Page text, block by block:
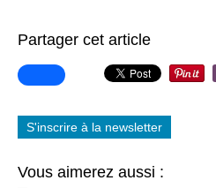
Partager cet article
S'inscrire à la newsletter
Vous aimerez aussi :